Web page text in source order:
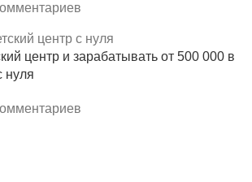
центр и зарабатывать от 500 000 в
нуля